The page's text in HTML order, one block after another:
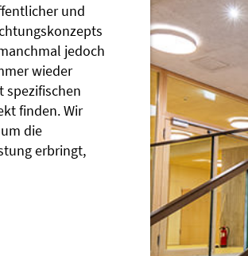
und
jedoch
wieder
spezifischen
finden. Wir
die
erbringt,